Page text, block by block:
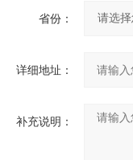
省份：
详细地址：
补充说明：